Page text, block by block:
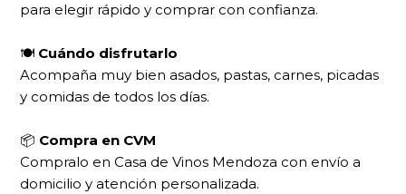
para elegir rápido y comprar con confianza.
🍽 Cuándo disfrutarlo
Acompaña muy bien asados, pastas, carnes, picadas
y comidas de todos los días.
📦 Compra en CVM
Compralo en Casa de Vinos Mendoza con envío a
domicilio y atención personalizada.